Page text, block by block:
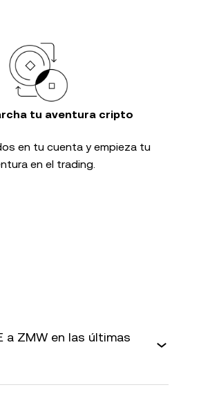
tu aventura cripto
en tu cuenta y empieza tu
en el trading.
a ZMW en las últimas